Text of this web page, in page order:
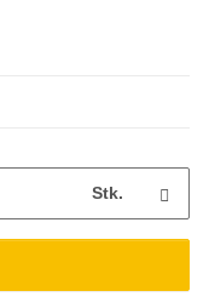
Stk.